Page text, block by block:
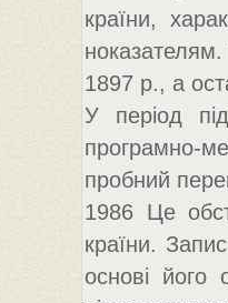
країни,
1897 р., а
У період
програмно-
пробний
1986 Це
країни.
основі його